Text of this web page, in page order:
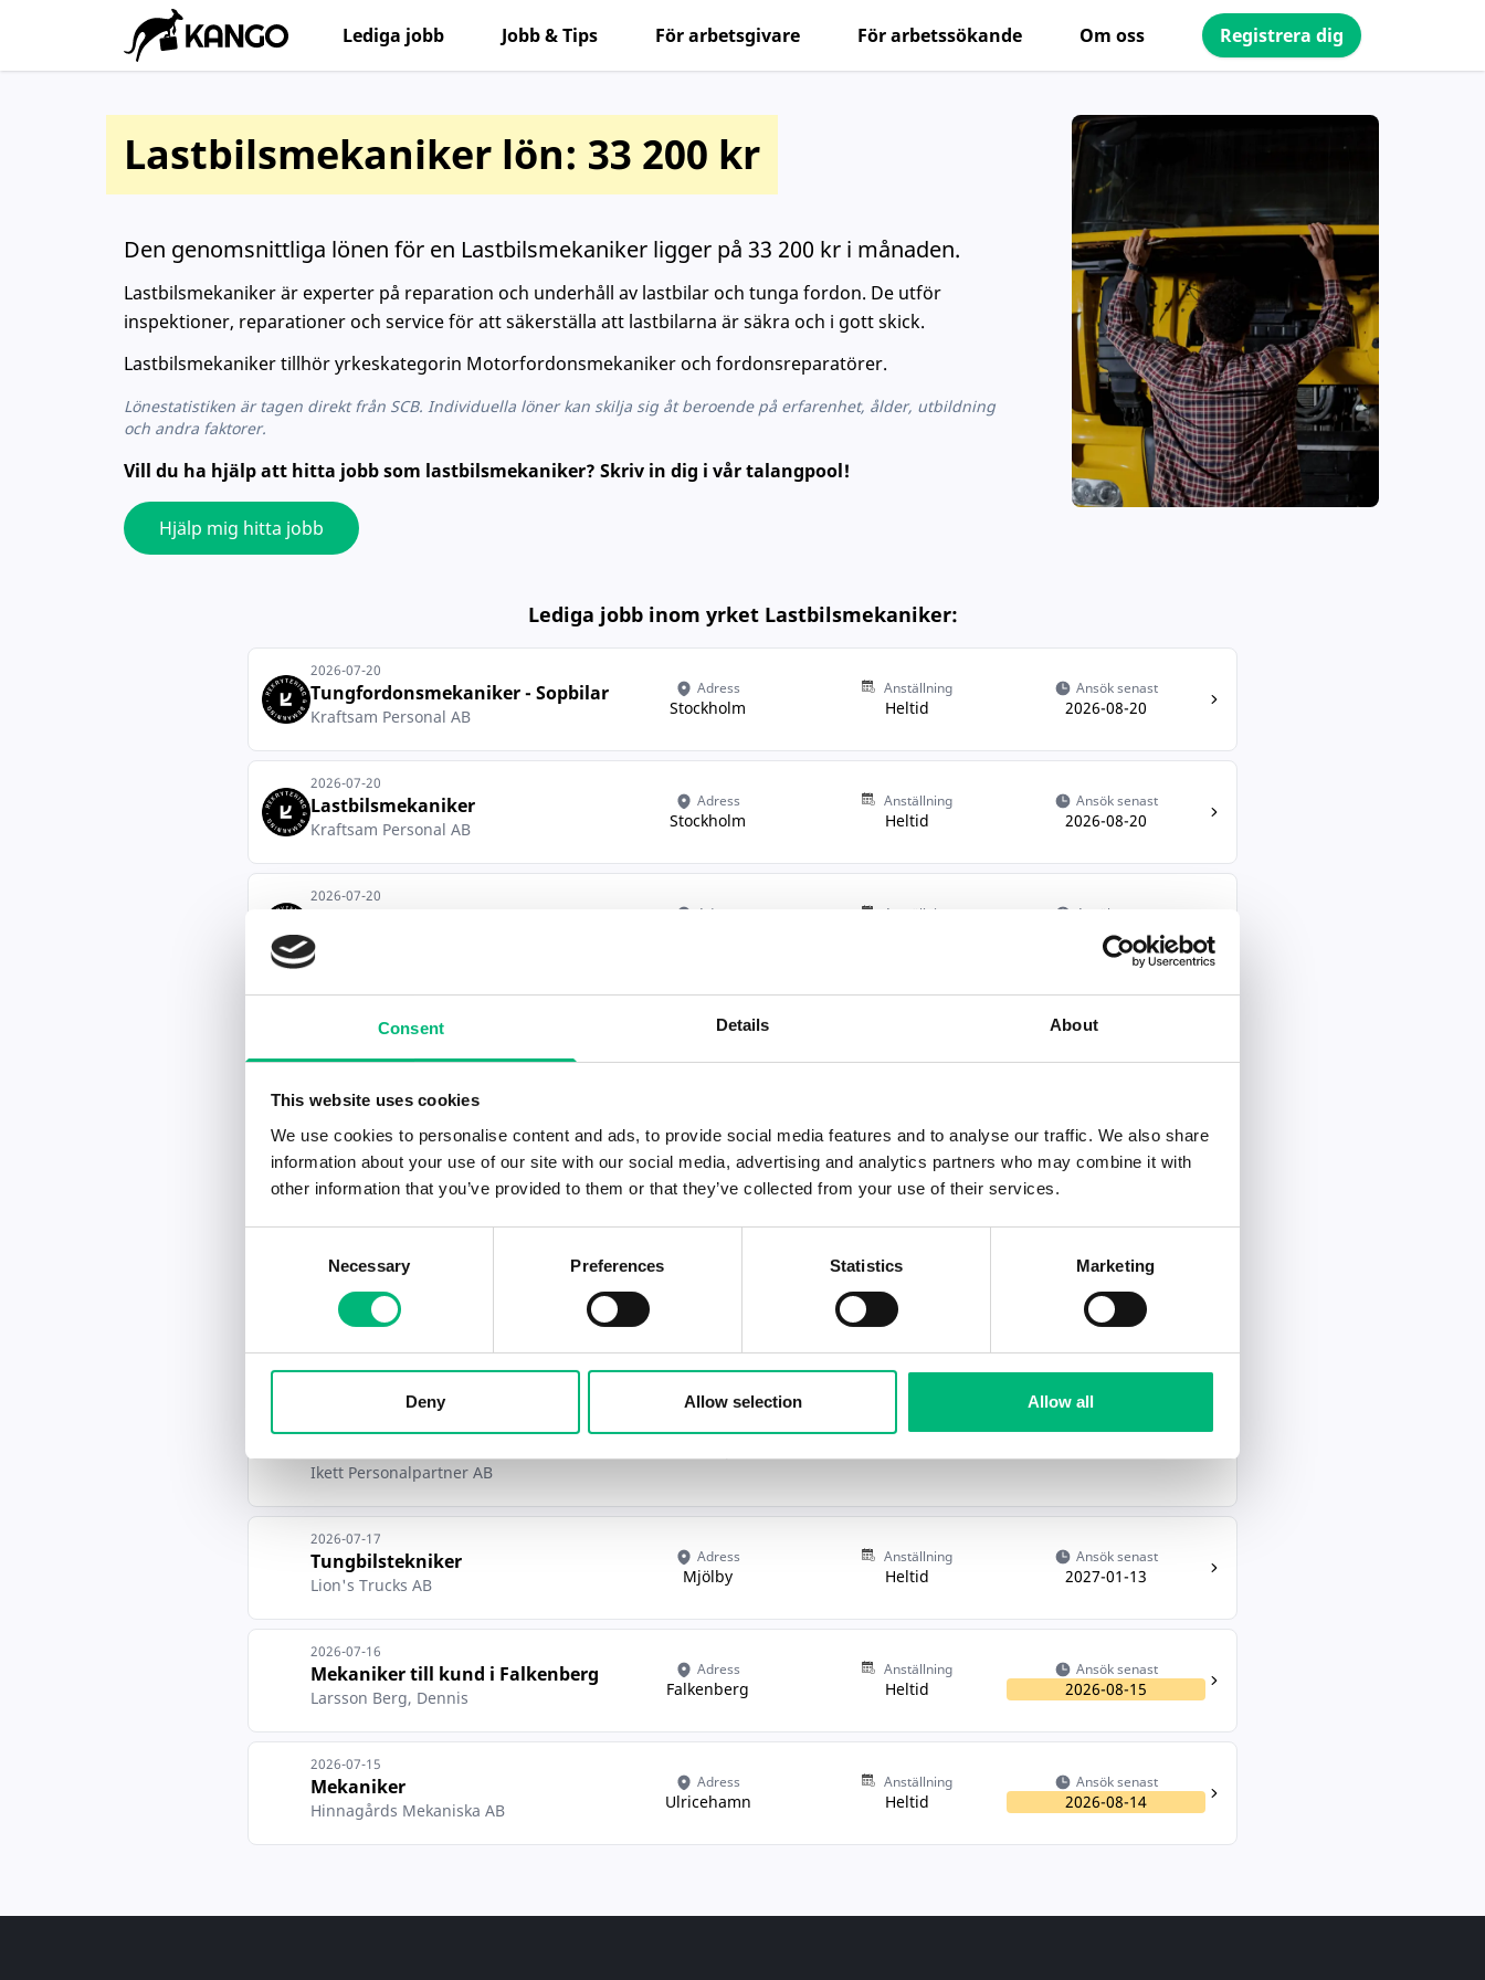
Consent Details About
This website uses cookies
We use cookies to personalise content and ads, to provide social media features and to analyse our traffic. We also share
information about your use of our site with our social media, advertising and analytics partners who may combine it with
other information that you’ve provided to them or that they’ve collected from your use of their services.
Necessary Preferences Statistics Marketing
Deny Allow selection Allow all
Lediga jobb Jobb & Tips För arbetsgivare För arbetssökande Om oss Registrera dig
Lastbilsmekaniker lön: 33 200 kr
Den genomsnittliga lönen för en Lastbilsmekaniker ligger på 33 200 kr i månaden.
Lastbilsmekaniker är experter på reparation och underhåll av lastbilar och tunga fordon. De utför
inspektioner, reparationer och service för att säkerställa att lastbilarna är säkra och i gott skick.
Lastbilsmekaniker tillhör yrkeskategorin Motorfordonsmekaniker och fordonsreparatörer.
Lönestatistiken är tagen direkt från SCB. Individuella löner kan skilja sig åt beroende på erfarenhet, ålder, utbildning
och andra faktorer.
Vill du ha hjälp att hitta jobb som lastbilsmekaniker? Skriv in dig i vår talangpool!
Hjälp mig hitta jobb
Lediga jobb inom yrket Lastbilsmekaniker:
2026-07-20
Tungfordonsmekaniker - Sopbilar
Kraftsam Personal AB
Adress
Stockholm
Anställning
Heltid
Ansök senast
2026-08-20
2026-07-20
Lastbilsmekaniker
Kraftsam Personal AB
Adress
Stockholm
Anställning
Heltid
Ansök senast
2026-08-20
2026-07-20
Kraftsam Rekrytering & Bemanning AB
Adress Anställning Ansök senast
2026-08-20
Mekaniker
Kraftsam Rekrytering & Bemanning AB
Adress Ansök senast
Lastbilsmekaniker till Veho
Trucks
Professionals Nord Norra Norrland AB
Adress
Luleå
Anställning
Heltid
Ansök senast
2026-08-02
2026-07-17
Wist Last & Buss i Kalix söker
tekniker
WIST LAST & BUSS AB
Anställning
Heltid
Ansök senast
2026-07-22
Ikett Personalpartner AB
Adress Anställning Ansök senast
2026-07-17
Tungbilstekniker
Lion's Trucks AB
Adress
Mjölby
Anställning
Heltid
Ansök senast
2027-01-13
2026-07-16
Mekaniker till kund i Falkenberg
Larsson Berg, Dennis
Adress
Falkenberg
Anställning
Heltid
Ansök senast
2026-08-15
2026-07-15
Mekaniker
Hinnagårds Mekaniska AB
Adress
Ulricehamn
Anställning
Heltid
Ansök senast
2026-08-14